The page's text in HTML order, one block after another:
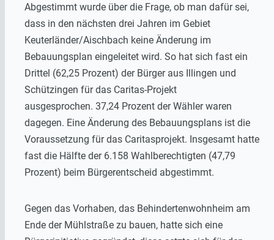
Abgestimmt wurde über die Frage, ob man dafür sei,
dass in den nächsten drei Jahren im Gebiet
Keuterländer/Aischbach keine Änderung im
Bebauungsplan eingeleitet wird. So hat sich fast ein
Drittel (62,25 Prozent) der Bürger aus Illingen und
Schützingen für das Caritas-Projekt
ausgesprochen. 37,24 Prozent der Wähler waren
dagegen. Eine Änderung des Bebauungsplans ist die
Voraussetzung für das Caritasprojekt. Insgesamt hatte
fast die Hälfte der 6.158 Wahlberechtigten (47,79
Prozent) beim Bürgerentscheid abgestimmt.
Gegen das Vorhaben, das Behindertenwohnheim am
Ende der Mühlstraße zu bauen, hatte sich eine